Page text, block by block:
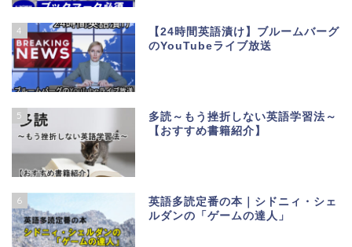
4
【24時間英語漬け】ブルームバーグ
のYouTubeライブ放送
5
多読～もう挫折しない英語学習法～
【おすすめ書籍紹介】
6
英語多読定番の本｜シドニィ・シェ
ルダンの「ゲームの達人」